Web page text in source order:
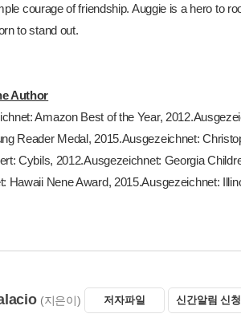
courage of friendship. Auggie is a hero to
to stand out.
Author
Amazon Best of the Year,
Reader Medal, 2015.Ausgezeichnet:
Cybils, 2012.Ausgezeichnet: Georgia
Hawaii Nene Award, 2015.Ausgezeichnet:
(지은이) 저자파일 신간알림 신청